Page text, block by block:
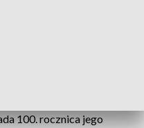
100. rocznica jego